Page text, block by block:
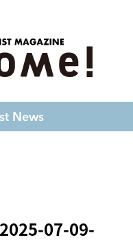
News
07-09-